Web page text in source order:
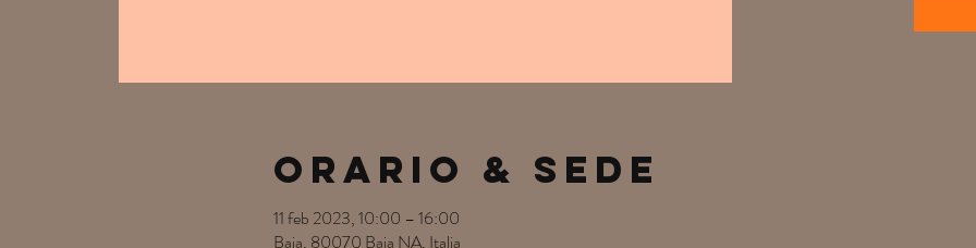
Orario & Sede
11 feb 2023, 10:00 – 16:00
Baia, 80070 Baia NA, Italia